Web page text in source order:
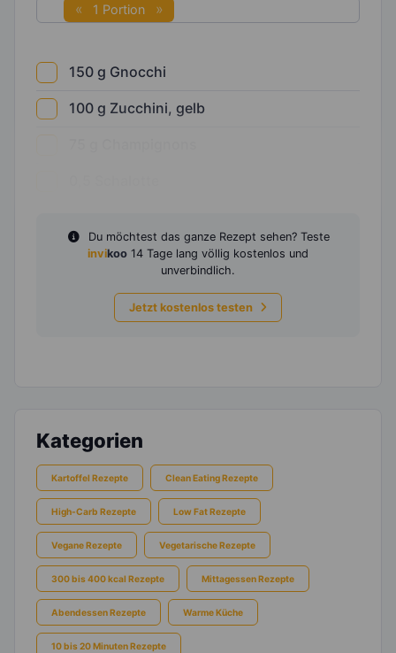
1 Portion
150 g Gnocchi
100 g Zucchini, gelb
Du möchtest das ganze Rezept sehen? Teste
invikoo 14 Tage lang völlig kostenlos und
unverbindlich.
Jetzt kostenlos testen
Kategorien
Kartoffel Rezepte Clean Eating Rezepte
High-Carb Rezepte Low Fat Rezepte
Vegane Rezepte Vegetarische Rezepte
300 bis 400 kcal Rezepte Mittagessen Rezepte
Abendessen Rezepte Warme Küche
10 bis 20 Minuten Rezepte